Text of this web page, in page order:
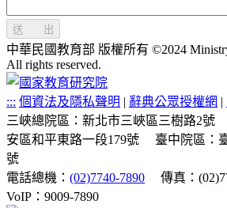
送 出
中華民國教育部 版權所有 ©2024
All rights reserved.
::: 個資法及隱私聲明 | 辭典公眾授權網 |
三峽總院區：新北市三峽區三樹路2號
安區和平東路一段179號
臺中院區：
號
電話總機： (02)7740-7890 傳真：
VoIP：9009-7890